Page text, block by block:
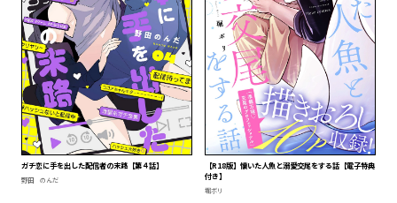
ガチ恋に手を出した配信者の末路【第４話】
野田 のんだ
【R18版】懐いた人魚と溺愛交尾をする話【電子特典
付き】
堀ボリ